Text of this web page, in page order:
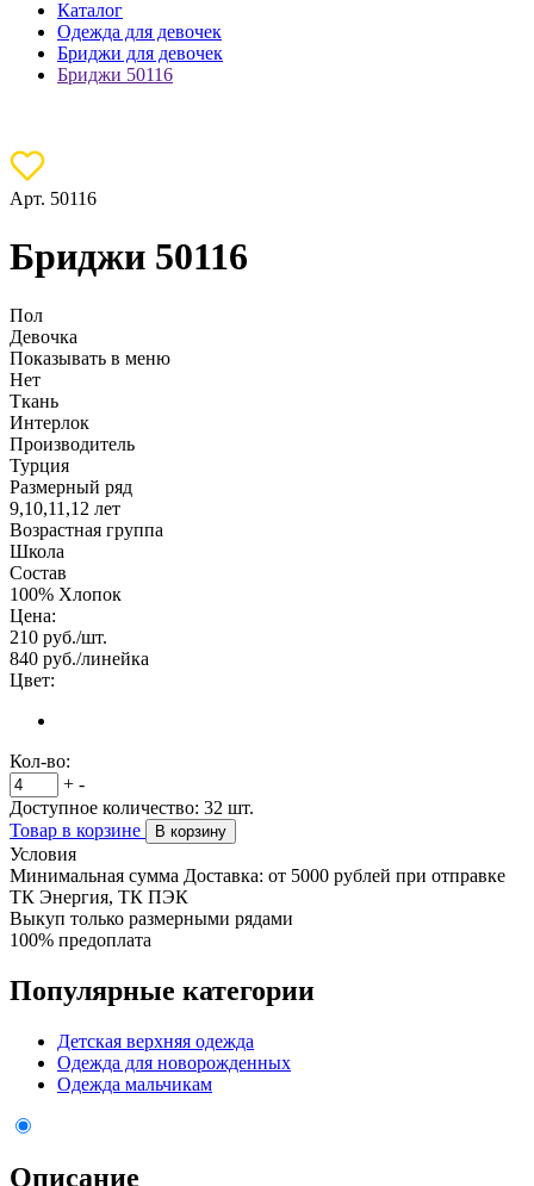
Каталог
Одежда для девочек
Бриджи для девочек
Бриджи 50116
Арт. 50116
Бриджи 50116
Пол
Девочка
Показывать в меню
Нет
Ткань
Интерлок
Производитель
Турция
Размерный ряд
9,10,11,12 лет
Возрастная группа
Школа
Состав
100% Хлопок
Цена:
210 руб./шт.
840 руб./линейка
Цвет:
Кол-во:
+ -
Доступное количество: 32 шт.
Товар в корзине
В корзину
Условия
Минимальная сумма Доставка: от 5000 рублей при отправке
ТК Энергия, ТК ПЭК
Выкуп только размерными рядами
100% предоплата
Популярные категории
Детская верхняя одежда
Одежда для новорожденных
Одежда мальчикам
Описание